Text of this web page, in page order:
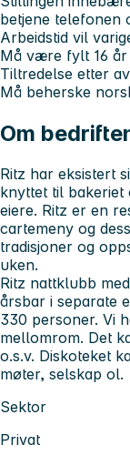
betjene telefonen
Arbeidstid vil
Må være fylt 16 år
Tiltredelse etter
Må beherske
Om
Ritz har eksistert
knyttet til bakeriet
eiere. Ritz er en
cartemeny og
tradisjoner og
uken.
Ritz nattklubb
årsbar i separate
330 personer. Vi
mellomrom. Det
o.s.v. Diskoteket
møter, selskap ol.
Sektor
Privat